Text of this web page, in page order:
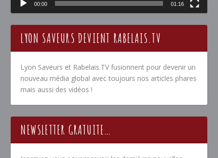
00:00 01:16
LYON SAVEURS DEVIENT RABELAIS.TV
Lyon Saveurs et Rabelais.TV fusionnent pour devenir un
nouveau média global avec toujours nos articles phares
mais aussi des vidéos !
NEWSLETTER GRATUITE…